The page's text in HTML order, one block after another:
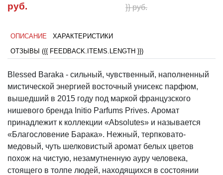
руб.
}} руб.
ОПИСАНИЕ
ХАРАКТЕРИСТИКИ
ОТЗЫВЫ ({{ FEEDBACK.ITEMS.LENGTH }})
Blessed Baraka - сильный, чувственный, наполненный
мистической энергией восточный унисекс парфюм,
вышедший в 2015 году под маркой французского
нишевого бренда Initio Parfums Prives. Аромат
принадлежит к коллекции «Absolutes» и называется
«Благословение Барака». Нежный, терпковато-
медовый, чуть шелковистый аромат белых цветов
похож на чистую, незамутненную ауру человека,
стоящего в толпе людей, находящихся в состоянии